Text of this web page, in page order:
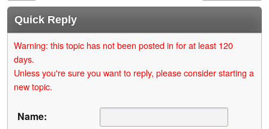
Quick Reply
Warning: this topic has not been posted in for at least 120
days.
Unless you're sure you want to reply, please consider starting a
new topic.
Name: